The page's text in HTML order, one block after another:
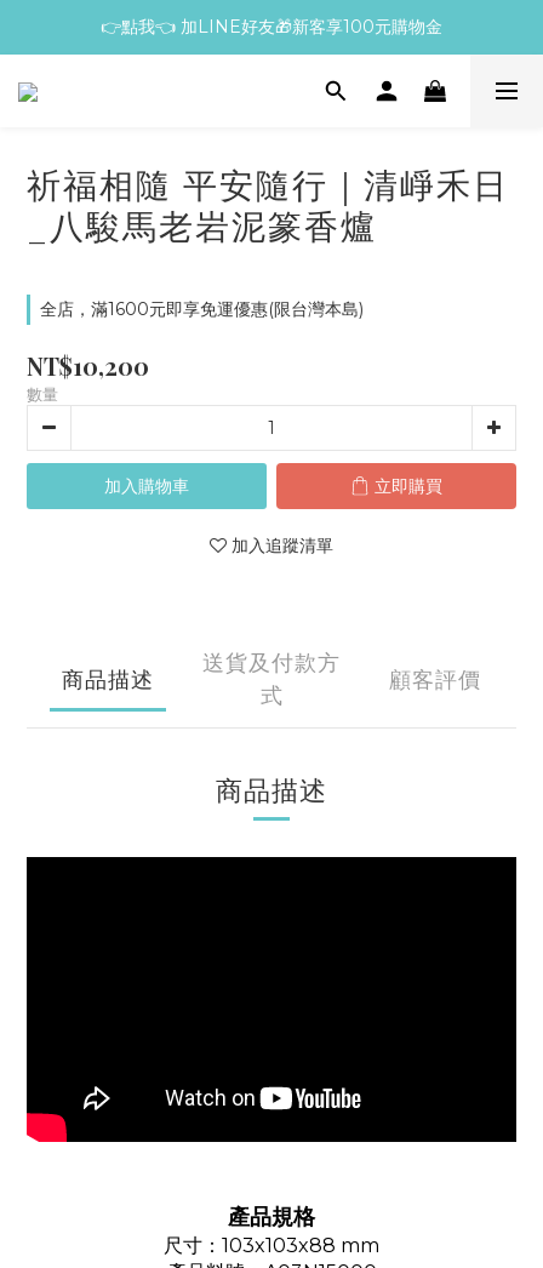
👉點我👈 加LINE好友🎁新客享100元購物金
祈福相隨 平安隨行｜清崢禾日
_八駿馬老岩泥篆香爐
全店，滿1600元即享免運優惠(限台灣本島)
NT$10,200
數量
加入購物車 立即購買
加入追蹤清單
商品描述
送貨及付款方
式
顧客評價
商品描述
產品規格
尺寸：103x103x88 mm